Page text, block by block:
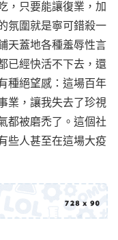
，只要能讓復業，加
氛圍就是寧可錯殺一
天蓋地各種羞辱性言
已經快活不下去，還
種絕望感：這場百年
業，讓我失去了珍視
都被磨禿了。這個社
些人甚至在這場大疫